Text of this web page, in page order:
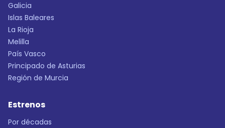
Galicia
Islas Baleares
La Rioja
Melilla
País Vasco
Principado de Asturias
Región de Murcia
Estrenos
Por décadas